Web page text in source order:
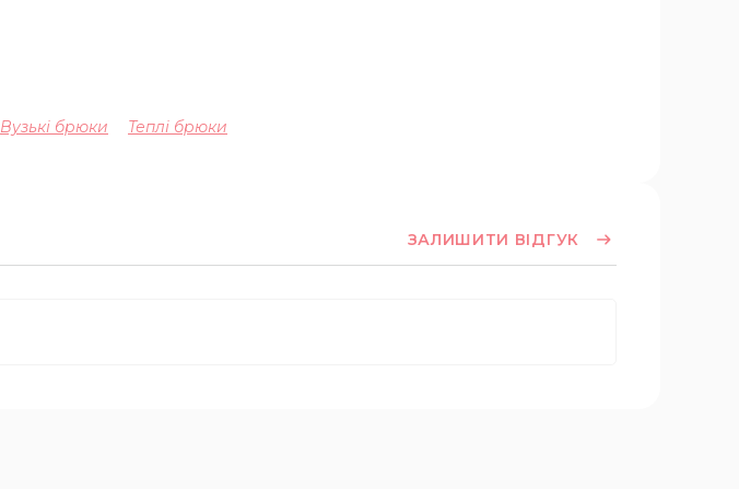
Вузькі брюки Теплі брюки
ЗАЛИШИТИ ВІДГУК